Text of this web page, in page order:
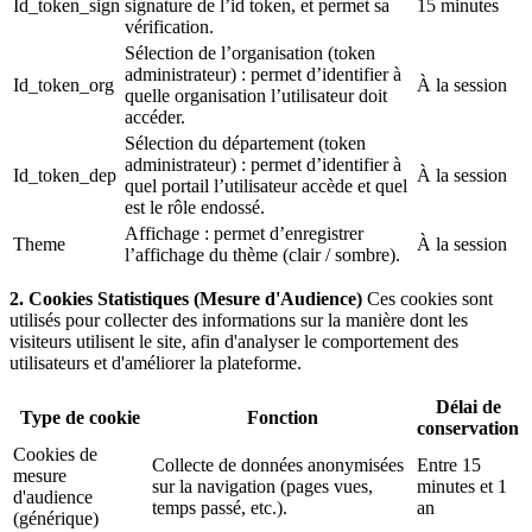
Id_token_sign signature de l’id token, et permet sa
vérification.
15 minutes
Id_token_org
Sélection de l’organisation (token
administrateur) : permet d’identifier à
quelle organisation l’utilisateur doit
accéder.
À la session
Id_token_dep
Sélection du département (token
administrateur) : permet d’identifier à
quel portail l’utilisateur accède et quel
est le rôle endossé.
À la session
Theme
Affichage : permet d’enregistrer
l’affichage du thème (clair / sombre).
À la session
2. Cookies Statistiques (Mesure d'Audience) Ces cookies sont
utilisés pour collecter des informations sur la manière dont les
visiteurs utilisent le site, afin d'analyser le comportement des
utilisateurs et d'améliorer la plateforme.
Type de cookie Fonction
Délai de
conservation
Cookies de
mesure
d'audience
(générique)
Collecte de données anonymisées
sur la navigation (pages vues,
temps passé, etc.).
Entre 15
minutes et 1
an